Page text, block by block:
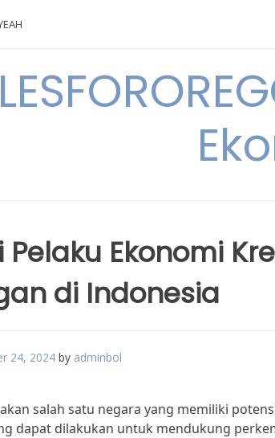
Pelaku Ekonomi
di Indonesia
24, 2024 by adminbol
salah satu negara yang memiliki
dapat dilakukan untuk mendukung